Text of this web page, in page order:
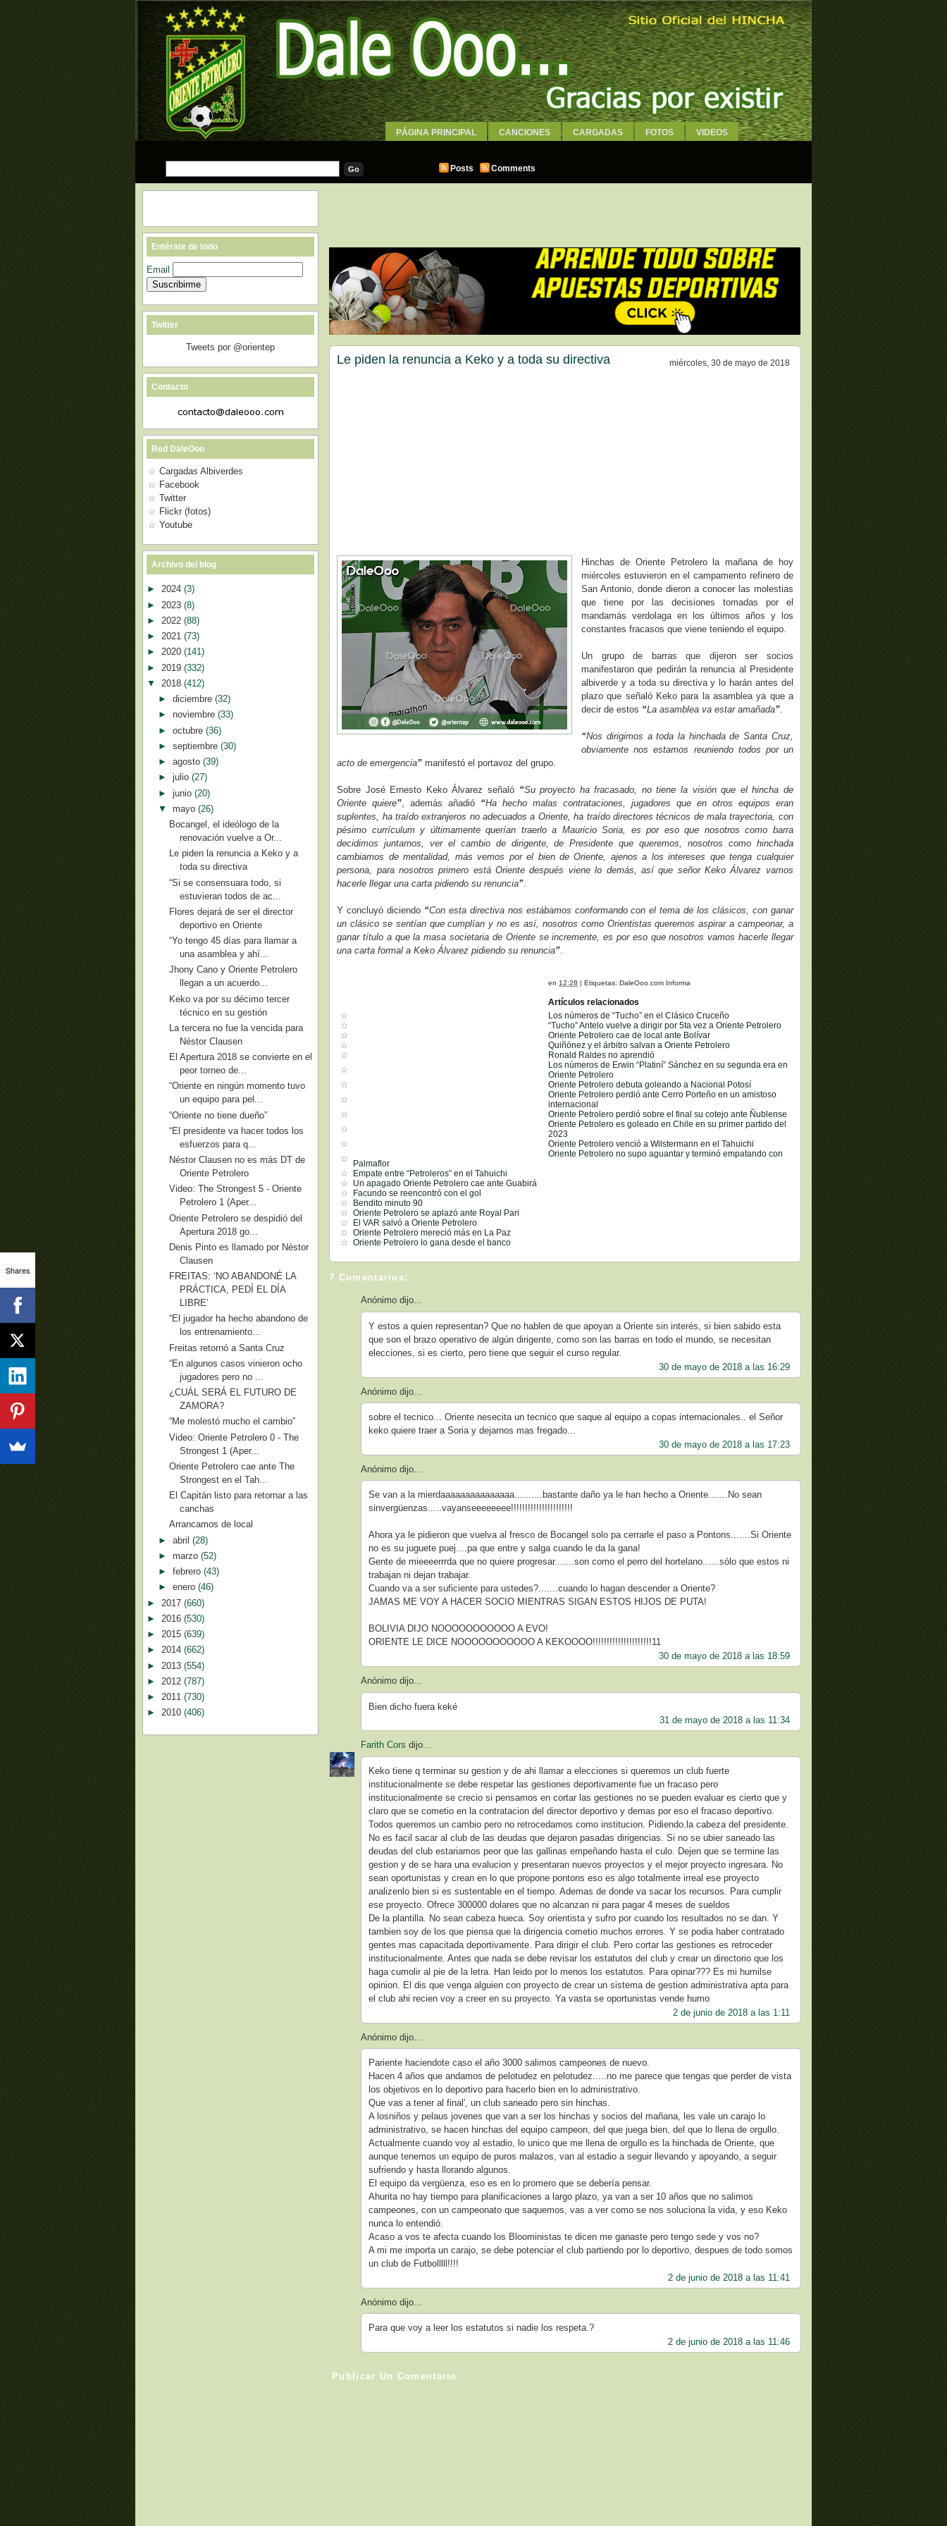
PÁGINA PRINCIPAL CANCIONES CARGADAS FOTOS VIDEOS
Posts
Comments
miércoles, 30 de mayo de 2018
Le piden la renuncia a Keko y a toda su directiva
Hinchas de Oriente Petrolero la mañana de hoy
miércoles estuvieron en el campamento refinero de
San Antonio, donde dieron a conocer las molestias
que tiene por las decisiones tomadas por el
mandamás verdolaga en los últimos años y los
constantes fracasos que viene teniendo el equipo.
Un grupo de barras que dijeron ser socios
manifestaron que pedirán la renuncia al Presidente
albiverde y a toda su directiva y lo harán antes del
plazo que señaló Keko para la asamblea ya que a
decir de estos “La asamblea va estar amañada”
“Nos dirigimos a toda la hinchada de Santa Cruz,
obviamente nos estamos reuniendo todos por un
acto de emergencia” manifestó el portavoz del grupo.
Sobre José Ernesto Keko Álvarez señaló “Su proyecto ha fracasado, no tiene la visión que el hincha de
Oriente quiere” , además añadió “Ha hecho malas contrataciones, jugadores que en otros equipos eran
suplentes, ha traído extranjeros no adecuados a Oriente, ha traído directores técnicos de mala trayectoria, con
pésimo currículum y últimamente querían traerlo a Mauricio Soria, es por eso que nosotros como barra
decidimos juntarnos, ver el cambio de dirigente, de Presidente que queremos, nosotros como hinchada
cambiamos de mentalidad, más vemos por el bien de Oriente, ajenos a los intereses que tenga cualquier
persona, para nosotros primero está Oriente después viene lo demás, así que señor Keko Álvarez vamos
hacerle llegar una carta pidiendo su renuncia”
Y concluyó diciendo “Con esta directiva nos estábamos conformando con el tema de los clásicos, con ganar
un clásico se sentían que cumplían y no es así, nosotros como Orientistas queremos aspirar a campeonar, a
ganar título a que la masa societaria de Oriente se incremente, es por eso que nosotros vamos hacerle llegar
una carta formal a Keko Álvarez pidiendo su renuncia”
en 12:28 |Etiquetas:DaleOoo.com Informa
Artículos relacionados
Los números de “Tucho” en el Clásico Cruceño
“Tucho” Antelo vuelve a dirigir por 5ta vez a Oriente Petrolero
Oriente Petrolero cae de local ante Bolívar
Quiñónez y el árbitro salvan a Oriente Petrolero
Ronald Raldes no aprendió
Los números de Erwin “Platiní” Sánchez en su segunda era en
Oriente Petrolero
Oriente Petrolero debuta goleando a Nacional Potosí
Oriente Petrolero perdió ante Cerro Porteño en un amistoso
internacional
Oriente Petrolero perdió sobre el final su cotejo ante Ñublense
Oriente Petrolero es goleado en Chile en su primer partido del
2023
Oriente Petrolero venció a Wilstermann en el Tahuichi
Oriente Petrolero no supo aguantar y terminó empatando con
Palmaflor
Empate entre “Petroleros” en el Tahuichi
Un apagado Oriente Petrolero cae ante Guabirá
Facundo se reencontró con el gol
Bendito minuto 90
Oriente Petrolero se aplazó ante Royal Pari
El VAR salvó a Oriente Petrolero
Oriente Petrolero mereció más en La Paz
Oriente Petrolero lo gana desde el banco
7 Comentarios:
Anónimo dijo...
Y estos a quien representan? Que no hablen de que apoyan a Oriente sin interés, si bien sabido esta
que son el brazo operativo de algún dirigente, como son las barras en todo el mundo, se necesitan
elecciones, si es cierto, pero tiene que seguir el curso regular.
30 de mayo de 2018 a las 16:29
Anónimo dijo...
sobre el tecnico... Oriente nesecita un tecnico que saque al equipo a copas internacionales.. el Señor
keko quiere traer a Soria y dejarnos mas fregado...
30 de mayo de 2018 a las 17:23
Anónimo dijo...
Se van a la mierdaaaaaaaaaaaaaaa..........bastante daño ya le han hecho a Oriente.......No sean
sinvergüenzas.....vayanseeeeeeee!!!!!!!!!!!!!!!!!!!!!!
Ahora ya le pidieron que vuelva al fresco de Bocangel solo pa cerrarle el paso a Pontons.......Si Oriente
no es su juguete puej....pa que entre y salga cuando le da la gana!
Gente de mieeeerrrda que no quiere progresar.......son como el perro del hortelano......sólo que estos ni
trabajan ni dejan trabajar.
Cuando va a ser suficiente para ustedes?.......cuando lo hagan descender a Oriente?
JAMAS ME VOY A HACER SOCIO MIENTRAS SIGAN ESTOS HIJOS DE PUTA!
BOLIVIA DIJO NOOOOOOOOOOO A EVO!
ORIENTE LE DICE NOOOOOOOOOOO A KEKOOOO!!!!!!!!!!!!!!!!!!!!!11
30 de mayo de 2018 a las 18:59
Anónimo dijo...
Bien dicho fuera keké
31 de mayo de 2018 a las 11:34
Farith Cors dijo...
Keko tiene q terminar su gestion y de ahi llamar a elecciones si queremos un club fuerte
institucionalmente se debe respetar las gestiones deportivamente fue un fracaso pero
institucionalmente se crecio si pensamos en cortar las gestiones no se pueden evaluar es cierto que y
claro que se cometio en la contratacion del director deportivo y demas por eso el fracaso deportivo.
Todos queremos un cambio pero no retrocedamos como institucion. Pidiendo.la cabeza del presidente.
No es facil sacar al club de las deudas que dejaron pasadas dirigencias. Si no se ubier saneado las
deudas del club estariamos peor que las gallinas empeñando hasta el culo. Dejen que se termine las
gestion y de se hara una evalucion y presentaran nuevos proyectos y el mejor proyecto ingresara. No
sean oportunistas y crean en lo que propone pontons eso es algo totalmente irreal ese proyecto
analizenlo bien si es sustentable en el tiempo. Ademas de donde va sacar los recursos. Para cumplir
ese proyecto. Ofrece 300000 dolares que no alcanzan ni para pagar 4 meses de sueldos
De la plantilla. No sean cabeza hueca. Soy orientista y sufro por cuando los resultados no se dan. Y
tambien soy de los que piensa que la dirigencia cometio muchos errores. Y se podia haber contratado
gentes mas capacitada deportivamente. Para dirigir el club. Pero cortar las gestiones es retroceder
institucionalmente. Antes que nada se debe revisar los estatutos del club y crear un directorio que los
haga cumolir al pie de la letra. Han leido por lo menos los estatutos. Para opinar??? Es mi humilse
opinion. El dis que venga alguien con proyecto de crear un sistema de gestion administrativa apta para
el club ahi recien voy a creer en su proyecto. Ya vasta se oportunistas vende humo
2 de junio de 2018 a las 1:11
Anónimo dijo...
Pariente haciendote caso el año 3000 salimos campeones de nuevo.
Hacen 4 años que andamos de pelotudez en pelotudez.....no me parece que tengas que perder de vista
los objetivos en lo deportivo para hacerlo bien en lo administrativo.
Que vas a tener al final', un club saneado pero sin hinchas.
A losniños y pelaus jovenes que van a ser los hinchas y socios del mañana, les vale un carajo lo
administrativo, se hacen hinchas del equipo campeon, del que juega bien, del que lo llena de orgullo.
Actualmente cuando voy al estadio, lo unico que me llena de orgullo es la hinchada de Oriente, que
aunque tenemos un equipo de puros malazos, van al estadio a seguir llevando y apoyando, a seguir
sufriendo y hasta llorando algunos.
El equipo da vergüenza, eso es en lo promero que se debería pensar.
Ahurita no hay tiempo para planificaciones a largo plazo, ya van a ser 10 años que no salimos
campeones, con un campeonato que saquemos, vas a ver como se nos soluciona la vida, y eso Keko
nunca lo entendió.
Acaso a vos te afecta cuando los Blooministas te dicen me ganaste pero tengo sede y vos no?
A mi me importa un carajo, se debe potenciar el club partiendo por lo deportivo, despues de todo somos
un club de Futbolllll!!!!
2 de junio de 2018 a las 11:41
Anónimo dijo...
Para que voy a leer los estatutos si nadie los respeta.?
2 de junio de 2018 a las 11:46
Publicar Un Comentario
Entérate de todo
Email
Twitter
Tweets por @orientep
Contacto
Red DaleOoo
Cargadas Albiverdes
Facebook
Twitter
Flickr (fotos)
Youtube
Archivo del blog
► 2024 (3)
► 2023 (8)
► 2022 (88)
► 2021 (73)
► 2020 (141)
► 2019 (332)
▼ 2018 (412)
► diciembre (32)
► noviembre (33)
► octubre (36)
► septiembre (30)
► agosto (39)
► julio (27)
► junio (20)
▼ mayo (26)
Bocangel, el ideólogo de la
renovación vuelve a Or...
Le piden la renuncia a Keko y a
toda su directiva
“Si se consensuara todo, si
estuvieran todos de ac...
Flores dejará de ser el director
deportivo en Oriente
“Yo tengo 45 días para llamar a
una asamblea y ahí...
Jhony Cano y Oriente Petrolero
llegan a un acuerdo...
Keko va por su décimo tercer
técnico en su gestión
La tercera no fue la vencida para
Néstor Clausen
El Apertura 2018 se convierte en el
peor torneo de...
“Oriente en ningún momento tuvo
un equipo para pel...
“Oriente no tiene dueño”
“El presidente va hacer todos los
esfuerzos para q...
Néstor Clausen no es más DT de
Oriente Petrolero
Video: The Strongest 5 - Oriente
Petrolero 1 (Aper...
Oriente Petrolero se despidió del
Apertura 2018 go...
Denis Pinto es llamado por Néstor
Clausen
FREITAS: ‘NO ABANDONÉ LA
PRÁCTICA, PEDÍ EL DÍA
LIBRE’
“El jugador ha hecho abandono de
los entrenamiento...
Freitas retornó a Santa Cruz
“En algunos casos vinieron ocho
jugadores pero no ...
¿CUÁL SERÁ EL FUTURO DE
ZAMORA?
“Me molestó mucho el cambio”
Video: Oriente Petrolero 0 - The
Strongest 1 (Aper...
Oriente Petrolero cae ante The
Strongest en el Tah...
El Capitán listo para retornar a las
canchas
Arrancamos de local
► abril (28)
► marzo (52)
► febrero (43)
► enero (46)
► 2017 (660)
► 2016 (530)
► 2015 (639)
► 2014 (662)
► 2013 (554)
► 2012 (787)
► 2011 (730)
► 2010 (406)
Shares